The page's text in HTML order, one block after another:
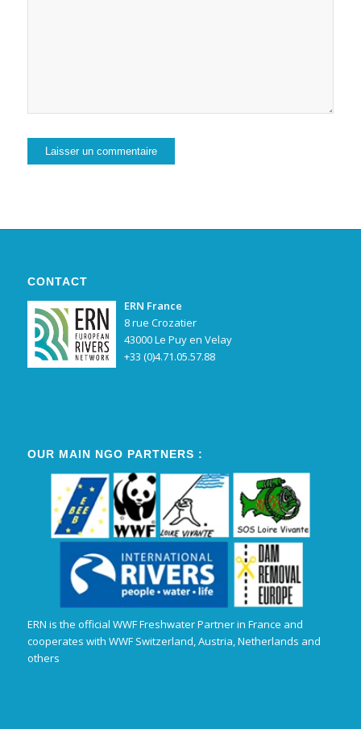
CONTACT
ERN France
8 rue Crozatier
43000 Le Puy en Velay
+33 (0)4.71.05.57.88
OUR MAIN NGO PARTNERS :
ERN is the official WWF Freshwater Partner in France and
cooperates with WWF Switzerland, Austria, Netherlands and
others